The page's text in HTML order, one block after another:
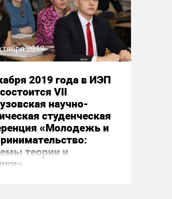
2019
2019 года в ИЭП
VII
научно-
студенческая
«Молодежь и
теории и